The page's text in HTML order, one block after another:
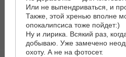
Или не выпендриваться, и
Также, этой хренью вполне
опокалипсиса тоже пойдет:)
Ну и лирика. Всякий раз,
добываю. Уже замечено
охоту. А не на фотосет.